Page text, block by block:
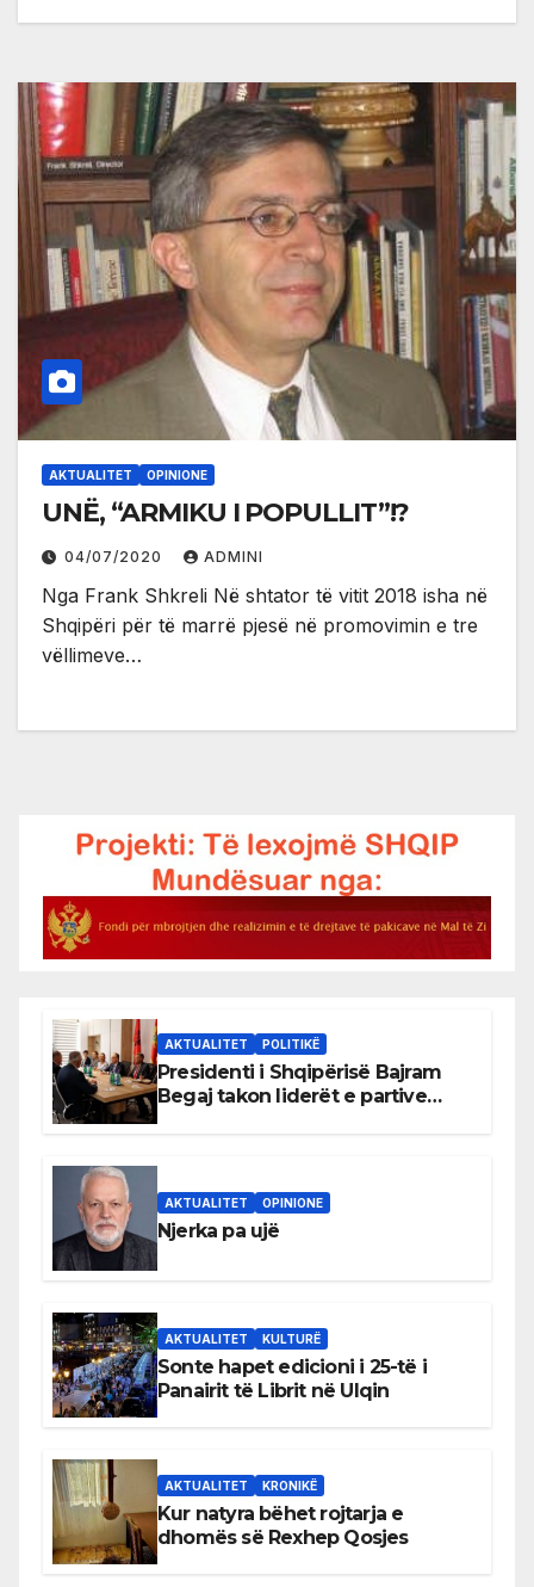
AKTUALITET OPINIONE
UNË, “ARMIKU I POPULLIT”!?
04/07/2020 ADMINI
Nga Frank Shkreli Në shtator të vitit 2018 isha në
Shqipëri për të marrë pjesë në promovimin e tre
vëllimeve…
AKTUALITET POLITIKË
Presidenti i Shqipërisë Bajram
Begaj takon liderët e partive
AKTUALITET OPINIONE
Njerka pa ujë
AKTUALITET KULTURË
Sonte hapet edicioni i 25-të i
Panairit të Librit në Ulqin
AKTUALITET KRONIKË
Kur natyra bëhet rojtarja e
dhomës së Rexhep Qosjes